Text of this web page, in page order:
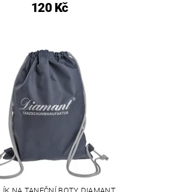
120 Kč
NA TANEČNÍ BOTY DIAMANT